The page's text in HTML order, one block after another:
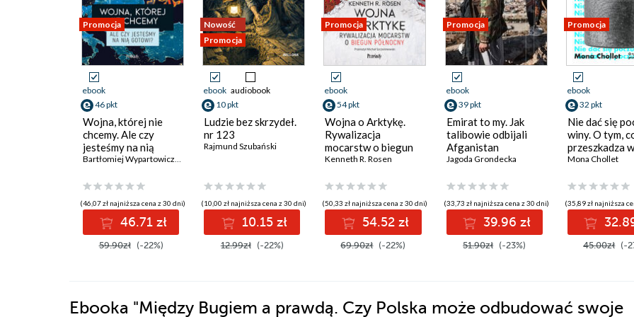
Promocja
ebook
46 pkt
Wojna, której nie
chcemy. Ale czy
jesteśmy na nią
gotowi?
Bartłomiej Wypartowicz
,Wojciech Kozioł
(46,07 zł najniższa cena z 30 dni)
46.71 zł
59.90zł (-22%)
Nowość
Promocja
ebook audiobook
10 pkt
Ludzie bez skrzydeł.
nr 123
Rajmund Szubański
(10,00 zł najniższa cena z 30 dni)
10.15 zł
12.99zł (-22%)
Promocja
ebook
54 pkt
Wojna o Arktykę.
Rywalizacja
mocarstw o biegun
północny
Kenneth R. Rosen
(50,33 zł najniższa cena z 30 dni)
54.52 zł
69.90zł (-22%)
Promocja
ebook
39 pkt
Emirat to my. Jak
talibowie odbijali
Afganistan
Jagoda Grondecka
(33,73 zł najniższa cena z 30 dni)
39.96 zł
51.90zł (-23%)
Promocja
ebook
32 pkt
Nie dać się
winy. O tym,
przeszkadza
Mona Chollet
(35,89 zł najniższa
45.00zł (-
Ebooka "Między Bugiem a prawdą. Czy Polska może odbudować swoje